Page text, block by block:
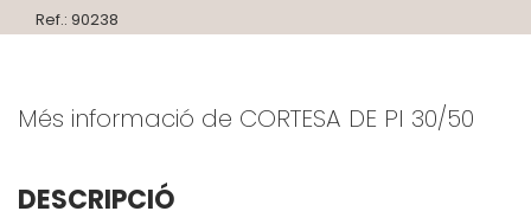
Ref.: 90238
Més informació de CORTESA DE PI 30/50
DESCRIPCIÓ